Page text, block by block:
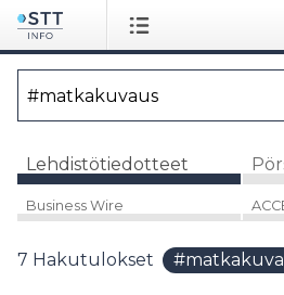
Lehdistötiedotteet
Business Wire
7 Hakutulokset